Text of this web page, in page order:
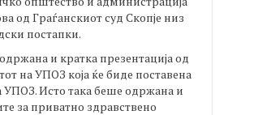
од Граѓанскиот суд Скопје низ
постапки.
и кратка презентација од
на УПОЗ која ќе биде поставена
УПОЗ. Исто така беше одржана и
за приватно здравствено